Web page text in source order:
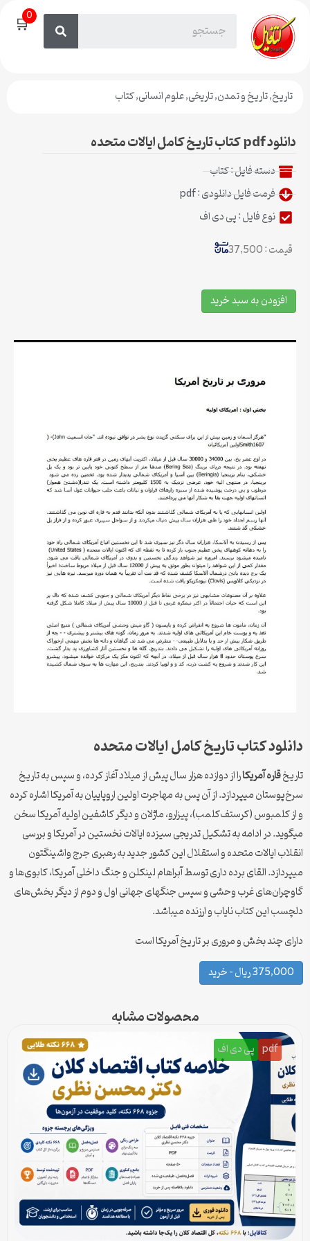
🛒0
تاریخ,تاریخ و تمدن,تاریخی,علوم انسانی,کتاب
دانلود pdf کتاب تاریخ کامل ایالات متحده
دسته فایل :کتاب
فرمت فایل دانلودی : pdf
نوع فایل : پی دی اف
قیمت : 37,500
افزودن به سبد خرید
دانلود کتاب تاریخ کامل ایالات متحده
تاریخقاره آمریکارا از دوازده هزار سال پیش از میلاد آغاز کرده، و سپس به تاریخ
سرخ‌پوستان میپردازد. از آن پس به مهاجرت اولین اروپاییان به آمریکا اشاره کرده
و از کلمبوس (کرستف‌کلمب)، پیزارو، ماژلان و دیگر کاشفین اولیه آمریکا سخن
میگوید. در ادامه به تشکیل تدریجی سیزده ایالات نخستین در آمریکا و بررسی
انقلاب ایالات متحده و استقلال این کشور جدید به رهبری جرج واشینگتون
میپردازد. القای برده داری توسط آبراهام لینکلن و جنگ داخلی آمریکا، کابوی‌ها و
گاوچران‌های غرب وحشی و سپس جنگهای جهانی اول و دوم از دیگر بخش‌های
دلچسب این کتاب نایاب و ارزنده میباشد.
دارای چند بخش و مروری بر تاریخ آمریکا است
375,000 ریال – خرید
محصولات مشابه
pdf پی دی اف